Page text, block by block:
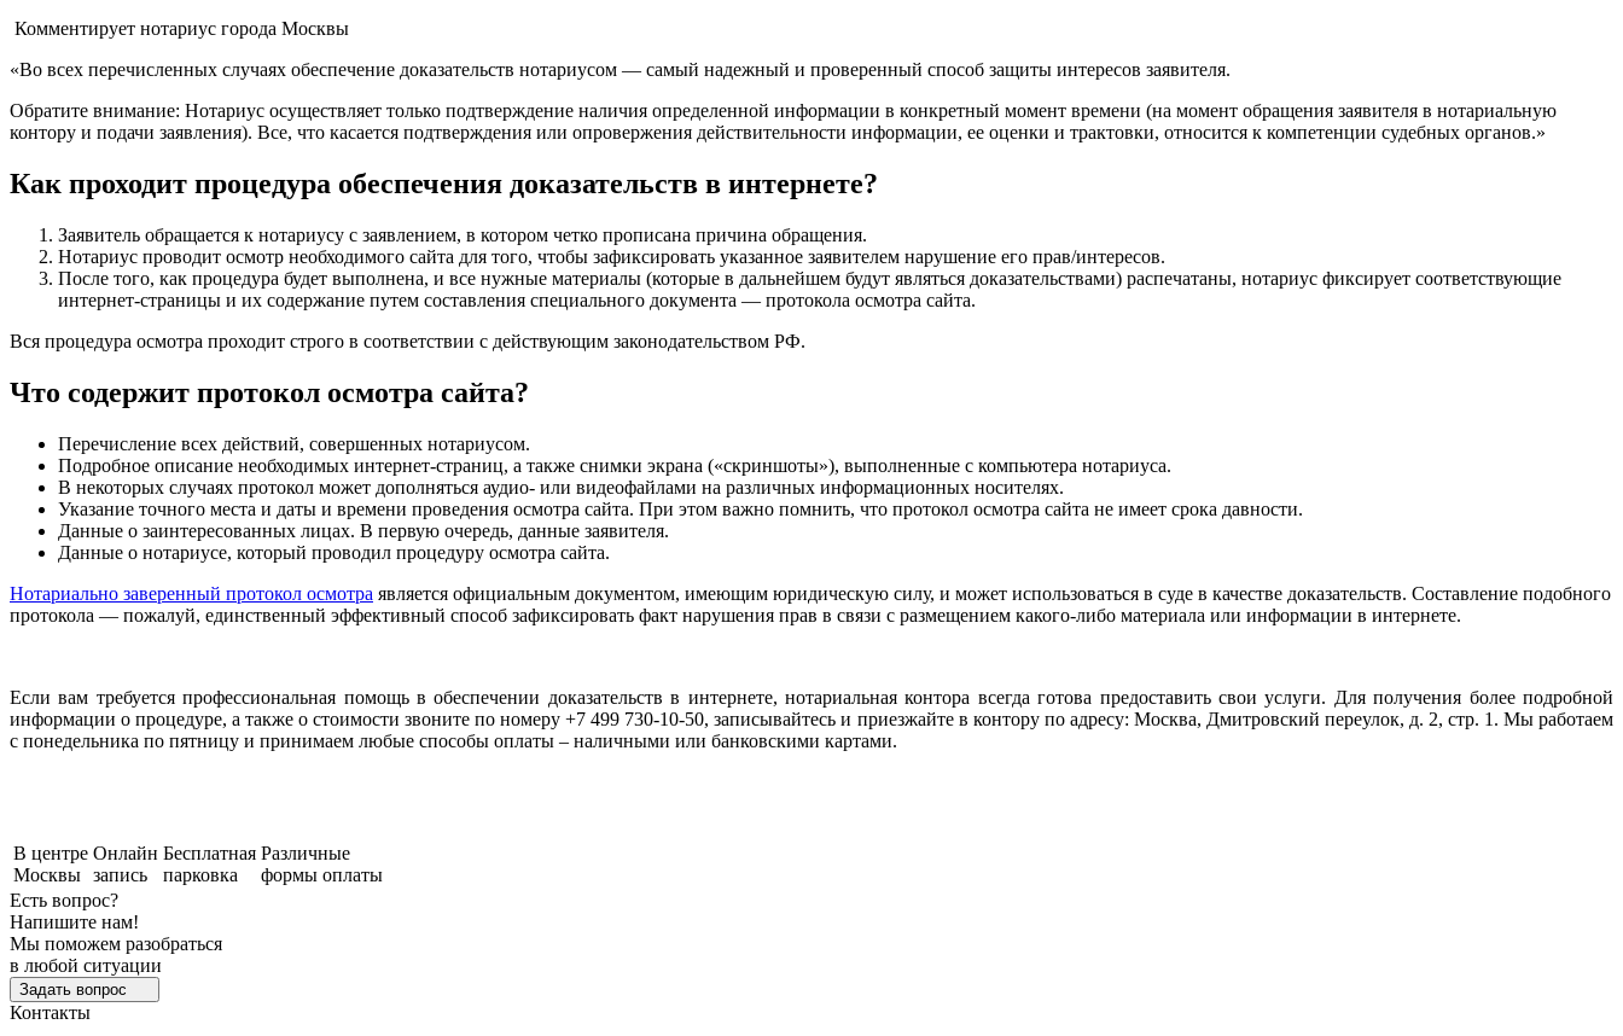
Комментирует нотариус города Москвы
«Во всех перечисленных случаях обеспечение доказательств нотариусом — самый надежный и проверенный способ защиты интересов заявителя.
Обратите внимание: Нотариус осуществляет только подтверждение наличия определенной информации в конкретный момент времени (на момент обращения заявителя в нотариальную
контору и подачи заявления). Все, что касается подтверждения или опровержения действительности информации, ее оценки и трактовки, относится к компетенции судебных органов.»
Как проходит процедура обеспечения доказательств в интернете?
Заявитель обращается к нотариусу с заявлением, в котором четко прописана причина обращения.
Нотариус проводит осмотр необходимого сайта для того, чтобы зафиксировать указанное заявителем нарушение его прав/интересов.
После того, как процедура будет выполнена, и все нужные материалы (которые в дальнейшем будут являться доказательствами) распечатаны, нотариус фиксирует соответствующие
интернет-страницы и их содержание путем составления специального документа — протокола осмотра сайта.
Вся процедура осмотра проходит строго в соответствии с действующим законодательством РФ.
Что содержит протокол осмотра сайта?
Перечисление всех действий, совершенных нотариусом.
Подробное описание необходимых интернет-страниц, а также снимки экрана («скриншоты»), выполненные с компьютера нотариуса.
В некоторых случаях протокол может дополняться аудио- или видеофайлами на различных информационных носителях.
Указание точного места и даты и времени проведения осмотра сайта. При этом важно помнить, что протокол осмотра сайта не имеет срока давности.
Данные о заинтересованных лицах. В первую очередь, данные заявителя.
Данные о нотариусе, который проводил процедуру осмотра сайта.
Нотариально заверенный протокол осмотра является официальным документом, имеющим юридическую силу, и может использоваться в суде в качестве доказательств. Составление подобного
протокола — пожалуй, единственный эффективный способ зафиксировать факт нарушения прав в связи с размещением какого-либо материала или информации в интернете.
Если вам требуется профессиональная помощь в обеспечении доказательств в интернете, нотариальная контора всегда готова предоставить свои услуги. Для получения более подробной
информации о процедуре, а также о стоимости звоните по номеру +7 499 730-10-50, записывайтесь и приезжайте в контору по адресу: Москва, Дмитровский переулок, д. 2, стр. 1. Мы работаем
с понедельника по пятницу и принимаем любые способы оплаты – наличными или банковскими картами.
В центре
Москвы
Онлайн
запись
Бесплатная
парковка
Различные
формы оплаты
Есть вопрос?
Напишите нам!
Мы поможем разобраться
в любой ситуации
Задать вопрос
Контакты